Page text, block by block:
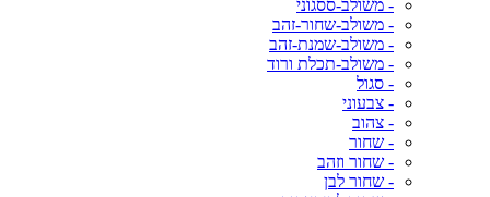
- משולב-ססגוני
- משולב-שחור-זהב
- משולב-שמנת-זהב
- משולב-תכלת ורוד
- סגול
- צבעוני
- צהוב
- שחור
- שחור וזהב
- שחור לבן